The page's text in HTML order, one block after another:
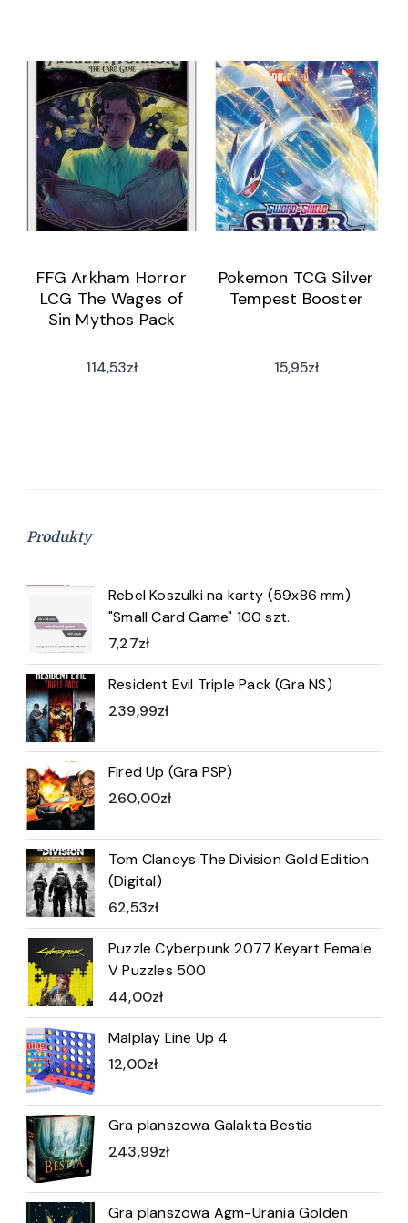
FFG Arkham Horror
LCG The Wages of
Sin Mythos Pack
114,53zł
Pokemon TCG Silver
Tempest Booster
15,95zł
Produkty
Rebel Koszulki na karty (59x86 mm)
"Small Card Game" 100 szt.
7,27zł
Resident Evil Triple Pack (Gra NS)
239,99zł
Fired Up (Gra PSP)
260,00zł
Tom Clancys The Division Gold Edition
(Digital)
62,53zł
Puzzle Cyberpunk 2077 Keyart Female
V Puzzles 500
44,00zł
Malplay Line Up 4
12,00zł
Gra planszowa Galakta Bestia
243,99zł
Gra planszowa Agm-Urania Golden